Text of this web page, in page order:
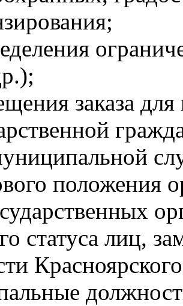
заказа
положения
статуса лиц,